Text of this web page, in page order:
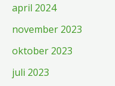
april 2024
november 2023
oktober 2023
juli 2023